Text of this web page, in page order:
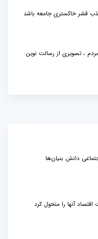
جذب قشر خاکستری جامعه باشد
، تصویری از رسالت نوین
دانش بنیان‌ها
آنها را متحول کرد